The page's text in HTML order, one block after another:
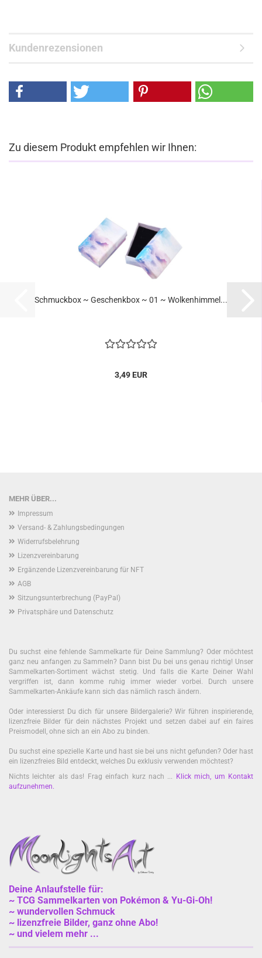
Kundenrezensionen
Zu diesem Produkt empfehlen wir Ihnen:
Schmuckbox ~ Geschenkbox ~ 01 ~ Wolkenhimmel...
3,49 EUR
MEHR ÜBER...
Impressum
Versand- & Zahlungsbedingungen
Widerrufsbelehrung
Lizenzvereinbarung
Ergänzende Lizenzvereinbarung für NFT
AGB
Sitzungsunterbrechung (PayPal)
Privatsphäre und Datenschutz
Du suchst eine fehlende Sammelkarte für Deine Sammlung? Oder möchtest
ganz neu anfangen zu Sammeln? Dann bist Du bei uns genau richtig! Unser
Sammelkarten-Sortiment wächst stetig. Und falls die Karte Deiner Wahl
vergriffen ist, dann komme ruhig immer wieder vorbei. Durch unsere
Sammelkarten-Ankäufe kann sich das nämlich rasch ändern.
Oder interessierst Du dich für unsere Bildergalerie? Wir führen inspirierende,
lizenzfreie Bilder für dein nächstes Projekt und setzen dabei auf ein faires
Preismodell, ohne sich an ein Abo zu binden.
Du suchst eine spezielle Karte und hast sie bei uns nicht gefunden? Oder hast
ein lizenzfreies Bild entdeckt, welches Du exklusiv verwenden möchtest?
Nichts leichter als das! Frag einfach kurz nach ...
Klick mich, um Kontakt
aufzunehmen.
Deine Anlaufstelle für:
~ TCG Sammelkarten von Pokémon & Yu-Gi-Oh!
~ wundervollen Schmuck
~ lizenzfreie Bilder, ganz ohne Abo!
~ und vielem mehr ...